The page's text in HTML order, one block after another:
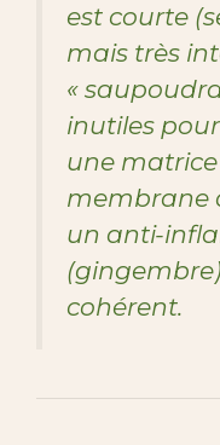
est courte
mais très
«
inutiles
une
membrane
un anti-
cohérent.